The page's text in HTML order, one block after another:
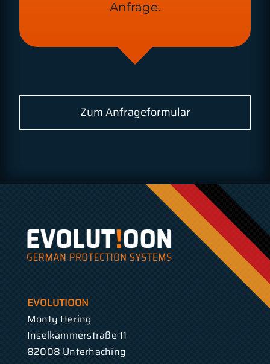
Anfrage.
Zum Anfrageformular
EVOLUTIOON
Monty Hering
Inselkammerstraße 11
82008 Unterhaching